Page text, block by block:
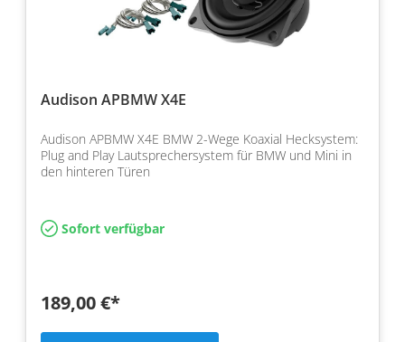
Audison APBMW X4E
Audison APBMW X4E BMW 2-Wege Koaxial Hecksystem:
Plug and Play Lautsprechersystem für BMW und Mini in
den hinteren Türen
Sofort verfügbar
189,00 €*